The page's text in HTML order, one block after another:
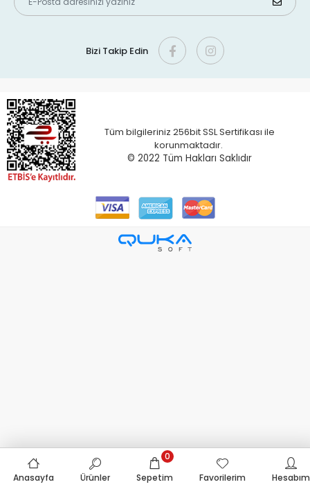
Bizi Takip Edin
Tüm bilgileriniz 256bit SSL Sertifikası ile
korunmaktadır.
© 2022 Tüm Hakları Saklıdır
Anasayfa Ürünler Sepetim
0
Favorilerim
Hesabım